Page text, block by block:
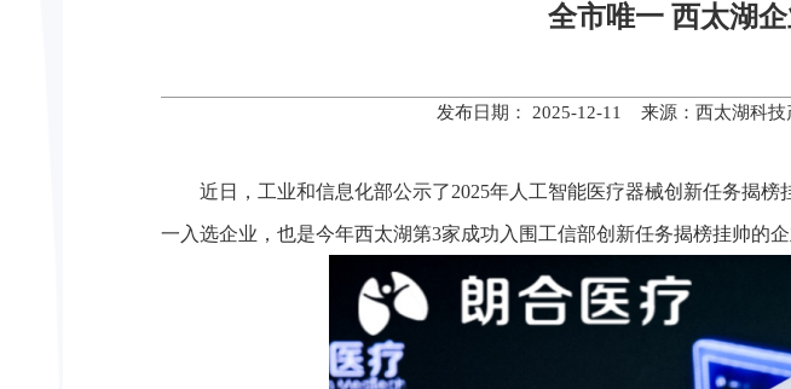
全市唯一 西太湖
发布日期： 2025-12-11 来源：西太湖科技
近日，工业和信息化部公示了2025年人工智能医疗器械创新任务揭
一入选企业，也是今年西太湖第3家成功入围工信部创新任务揭榜挂帅的